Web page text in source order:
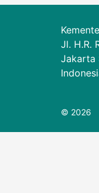
Jl. H.R.
Jakarta
© 2026